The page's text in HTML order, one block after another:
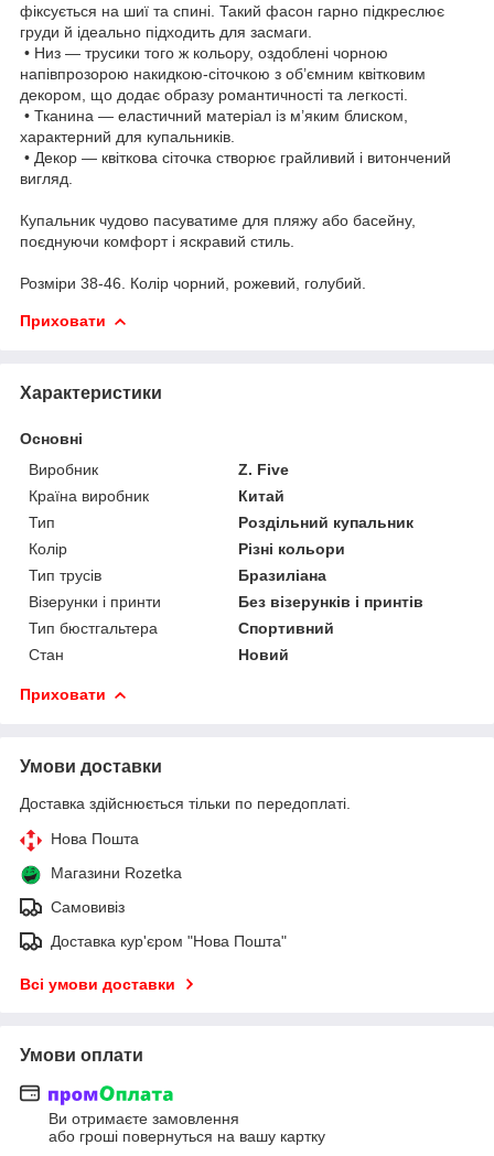
фіксується на шиї та спині. Такий фасон гарно підкреслює
груди й ідеально підходить для засмаги.
• Низ — трусики того ж кольору, оздоблені чорною
напівпрозорою накидкою-сіточкою з об’ємним квітковим
декором, що додає образу романтичності та легкості.
• Тканина — еластичний матеріал із м’яким блиском,
характерний для купальників.
• Декор — квіткова сіточка створює грайливий і витончений
вигляд.
Купальник чудово пасуватиме для пляжу або басейну,
поєднуючи комфорт і яскравий стиль.
Розміри 38-46. Колір чорний, рожевий, голубий.
Приховати
Характеристики
Основні
Виробник
Z. Five
Країна виробник
Китай
Тип
Роздільний купальник
Колір
Різні кольори
Тип трусів
Бразиліана
Візерунки і принти
Без візерунків і принтів
Тип бюстгальтера
Спортивний
Стан
Новий
Приховати
Умови доставки
Доставка здійснюється тільки по передоплаті.
Нова Пошта
Магазини Rozetka
Самовивіз
Доставка кур'єром "Нова Пошта"
Всі умови доставки
Умови оплати
Ви отримаєте замовлення
або гроші повернуться на вашу картку